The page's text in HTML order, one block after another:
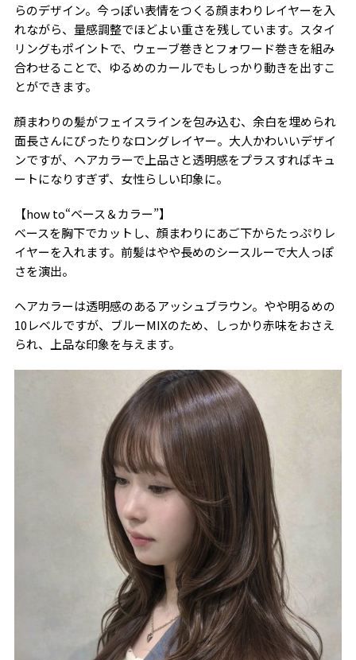
らのデザイン。今っぽい表情をつくる顔まわりレイヤーを入
れながら、量感調整でほどよい重さを残しています。スタイ
リングもポイントで、ウェーブ巻きとフォワード巻きを組み
合わせることで、ゆるめのカールでもしっかり動きを出すこ
とができます。
顔まわりの髪がフェイスラインを包み込む、余白を埋められ
面長さんにぴったりなロングレイヤー。大人かわいいデザイ
ンですが、ヘアカラーで上品さと透明感をプラスすればキュ
ートになりすぎず、女性らしい印象に。
【how to“ベース＆カラー”】
ベースを胸下でカットし、顔まわりにあご下からたっぷりレ
イヤーを入れます。前髪はやや長めのシースルーで大人っぽ
さを演出。
ヘアカラーは透明感のあるアッシュブラウン。やや明るめの
10レベルですが、ブルーMIXのため、しっかり赤味をおさえ
られ、上品な印象を与えます。